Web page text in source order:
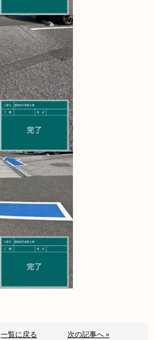
一覧に戻る 次の記事へ »